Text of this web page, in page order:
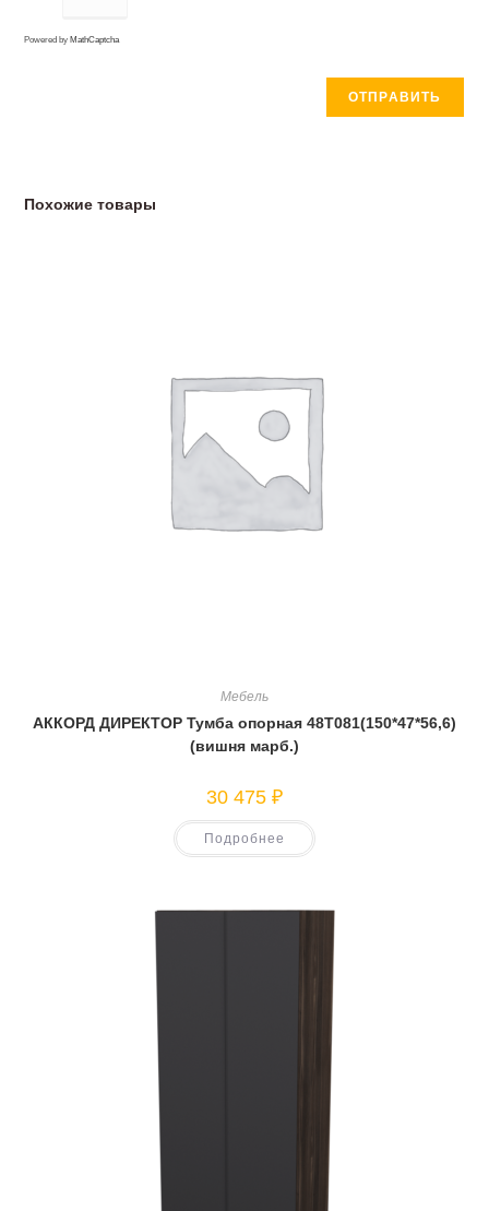
Powered by MathCaptcha
Похожие товары
Мебель
АККОРД ДИРЕКТОР Тумба опорная 48Т081(150*47*56,6)
(вишня марб.)
30 475 ₽
Подробнее